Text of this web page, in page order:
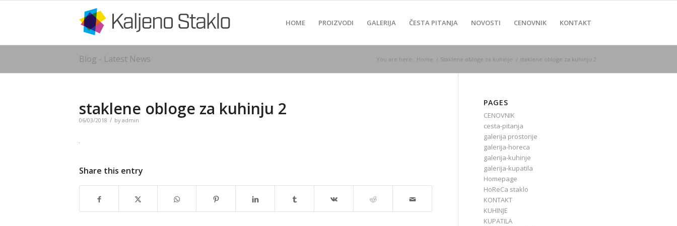
HOME PROIZVODI GALERIJA ČESTA PITANJA NOVOSTI CENOVNIK KONTAKT
Blog - Latest News You are here: Home / Staklene obloge za kuhinje / staklene obloge za kuhinju 2
staklene obloge za kuhinju 2
06/03/2018 / by admin
Share this entry
PAGES
CENOVNIK
cesta-pitanja
galerija prostorije
galerija-horeca
galerija-kuhinje
galerija-kupatila
Homepage
HoReCa staklo
KONTAKT
KUHINJE
KUPATILA